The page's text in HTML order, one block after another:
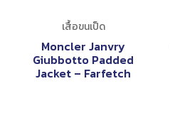
เสื้อขนเป็ด
Moncler Janvry
Giubbotto Padded
Jacket – Farfetch